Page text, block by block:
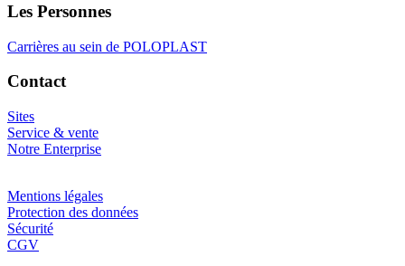
Les Personnes
Carrières au sein de POLOPLAST
Contact
Sites
Service & vente
Notre Enterprise
Mentions légales
Protection des données
Sécurité
CGV